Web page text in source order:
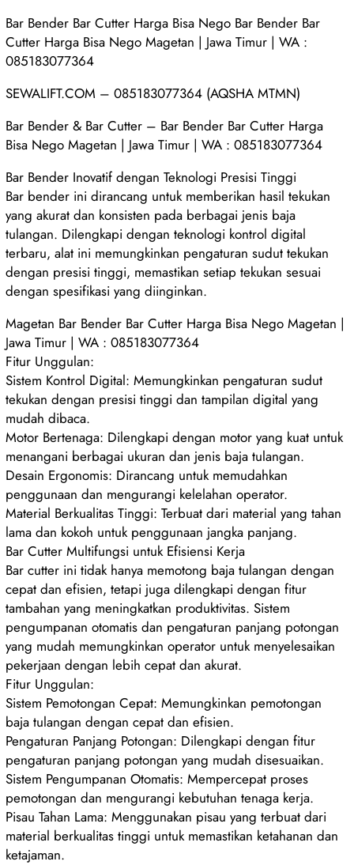
Bar Bender Bar Cutter Harga Bisa Nego Bar Bender Bar
Cutter Harga Bisa Nego Magetan | Jawa Timur | WA :
085183077364
SEWALIFT.COM – 085183077364 (AQSHA MTMN)
Bar Bender & Bar Cutter – Bar Bender Bar Cutter Harga
Bisa Nego Magetan | Jawa Timur | WA : 085183077364
Bar Bender Inovatif dengan Teknologi Presisi Tinggi
Bar bender ini dirancang untuk memberikan hasil tekukan
yang akurat dan konsisten pada berbagai jenis baja
tulangan. Dilengkapi dengan teknologi kontrol digital
terbaru, alat ini memungkinkan pengaturan sudut tekukan
dengan presisi tinggi, memastikan setiap tekukan sesuai
dengan spesifikasi yang diinginkan.
Magetan Bar Bender Bar Cutter Harga Bisa Nego Magetan |
Jawa Timur | WA : 085183077364
Fitur Unggulan:
Sistem Kontrol Digital: Memungkinkan pengaturan sudut
tekukan dengan presisi tinggi dan tampilan digital yang
mudah dibaca.
Motor Bertenaga: Dilengkapi dengan motor yang kuat untuk
menangani berbagai ukuran dan jenis baja tulangan.
Desain Ergonomis: Dirancang untuk memudahkan
penggunaan dan mengurangi kelelahan operator.
Material Berkualitas Tinggi: Terbuat dari material yang tahan
lama dan kokoh untuk penggunaan jangka panjang.
Bar Cutter Multifungsi untuk Efisiensi Kerja
Bar cutter ini tidak hanya memotong baja tulangan dengan
cepat dan efisien, tetapi juga dilengkapi dengan fitur
tambahan yang meningkatkan produktivitas. Sistem
pengumpanan otomatis dan pengaturan panjang potongan
yang mudah memungkinkan operator untuk menyelesaikan
pekerjaan dengan lebih cepat dan akurat.
Fitur Unggulan:
Sistem Pemotongan Cepat: Memungkinkan pemotongan
baja tulangan dengan cepat dan efisien.
Pengaturan Panjang Potongan: Dilengkapi dengan fitur
pengaturan panjang potongan yang mudah disesuaikan.
Sistem Pengumpanan Otomatis: Mempercepat proses
pemotongan dan mengurangi kebutuhan tenaga kerja.
Pisau Tahan Lama: Menggunakan pisau yang terbuat dari
material berkualitas tinggi untuk memastikan ketahanan dan
ketajaman.